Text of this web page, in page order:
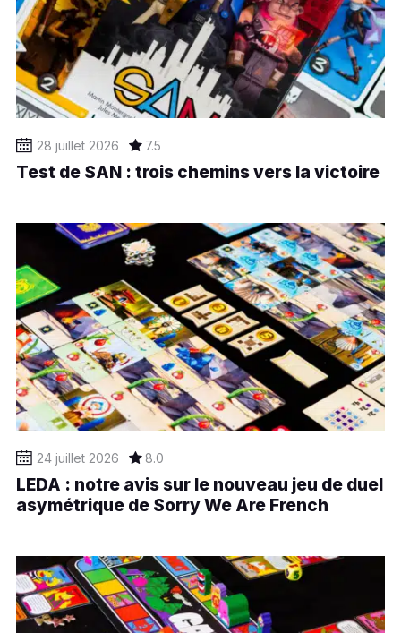
28 juillet 2026 7.5
Test de SAN : trois chemins vers la victoire
24 juillet 2026 8.0
LEDA : notre avis sur le nouveau jeu de duel
asymétrique de Sorry We Are French